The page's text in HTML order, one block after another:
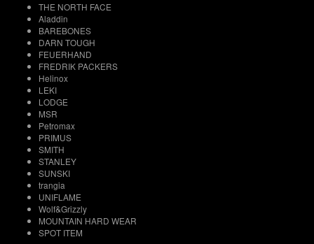
THE NORTH FACE
Aladdin
BAREBONES
DARN TOUGH
FEUERHAND
FREDRIK PACKERS
Helinox
LEKI
LODGE
MSR
Petromax
PRIMUS
SMITH
STANLEY
SUNSKI
trangia
UNIFLAME
Wolf&Grizzly
MOUNTAIN HARD WEAR
SPOT ITEM